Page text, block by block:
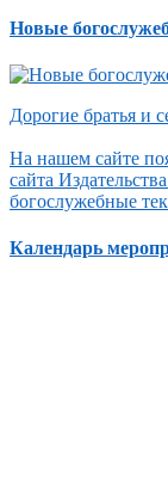
Новые
Дорогие братья и
На нашем сайте
сайта
богослужебные
Календарь